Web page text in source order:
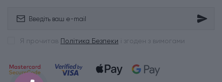
Я прочитав Політика Безпеки і згоден з вимогами